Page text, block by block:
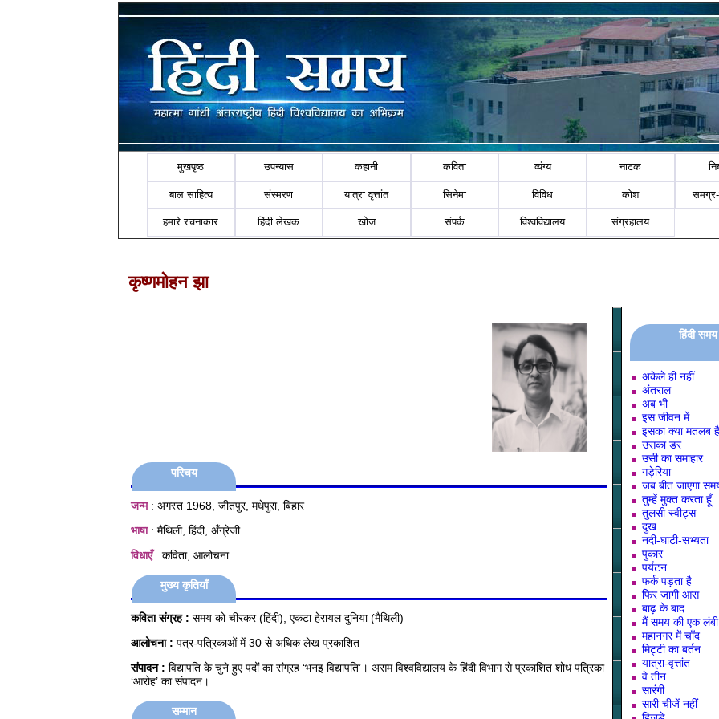
मुखपृष्ठ उपन्यास कहानी कविता व्यंग्य नाटक
बाल साहित्य संस्मरण यात्रा वृत्तांत सिनेमा विविध कोश
हमारे रचनाकार हिंदी लेखक खोज संपर्क विश्वविद्यालय संग्रहालय
कृष्णमोहन झा
परिचय
जन्म: अगस्त 1968, जीतपुर, मधेपुरा, बिहार
भाषा: मैथिली, हिंदी, अँग्रेजी
विधाएँ: कविता, आलोचना
मुख्य कृतियाँ
कविता संग्रह : समय को चीरकर (हिंदी), एकटा हेरायल दुनिया (मैथिली)
आलोचना : पत्र-पत्रिकाओं में 30 से अधिक लेख प्रकाशित
संपादन : विद्यापति के चुने हुए पदों का संग्रह ‘भनइ विद्यापति’। असम विश्वविद्यालय के हिंदी विभाग से प्रकाशित शोध पत्रिका
‘आरोह’ का संपादन।
सम्मान
हिंदी
अकेले ही नहीं
अंतराल
अब भी
इस जीवन में
इसका क्या मतलब
उसका डर
उसी का समाहार
गड़ेरिया
जब बीत जाएगा
तुम्हें मुक्त करता हूँ
तुलसी स्वीट्स
दुख
नदी-घाटी-सभ्यता
पुकार
पर्यटन
फर्क पड़ता है
फिर जागी आस
बाढ़ के बाद
मैं समय की एक
महानगर में चाँद
मिट्टी का बर्तन
यात्रा-वृत्तांत
वे तीन
सारंगी
सारी चीजें नहीं